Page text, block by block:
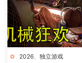
2026、 独立游戏